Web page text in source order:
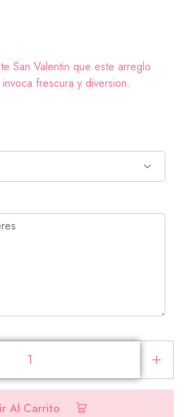
San Valentin que este arreglo
frescura y diversion.
Al Carrito